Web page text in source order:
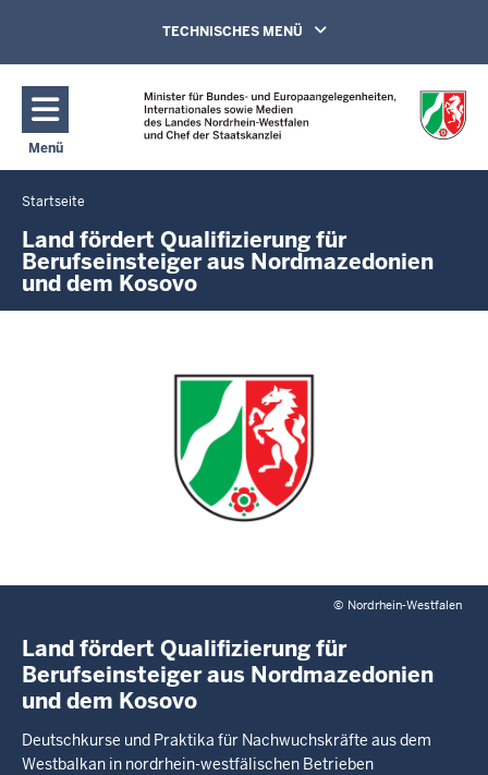
Direkt zum Inhalt
Navigation aktivieren/deaktivieren:
TECHNISCHES MENÜ
Menü
Navigation aktivieren/deaktivieren: Hauptmenü
Sie
befinden
sich
hier
Startseite
Land fördert Qualifizierung für
Berufseinsteiger aus Nordmazedonien
und dem Kosovo
© Nordrhein-Westfalen
Land fördert Qualifizierung für
Berufseinsteiger aus Nordmazedonien
und dem Kosovo
Deutschkurse und Praktika für Nachwuchskräfte aus dem
Westbalkan in nordrhein-westfälischen Betrieben